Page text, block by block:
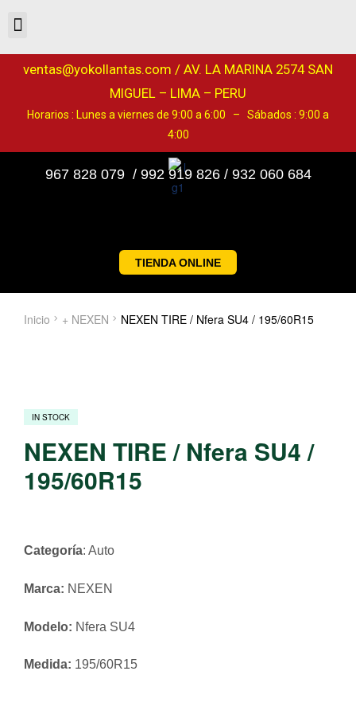
ventas@yokollantas.com / AV. LA MARINA 2574 SAN
MIGUEL – LIMA – PERU
Horarios : Lunes a viernes de 9:00 a 6:00 – Sábados : 9:00 a
4:00
967 828 079 / 992 919 826 / 932 060 684
TIENDA ONLINE
Inicio + NEXEN NEXEN TIRE / Nfera SU4 / 195/60R15
IN STOCK
NEXEN TIRE / Nfera SU4 /
195/60R15
Categoría: Auto
Marca: NEXEN
Modelo: Nfera SU4
Medida: 195/60R15